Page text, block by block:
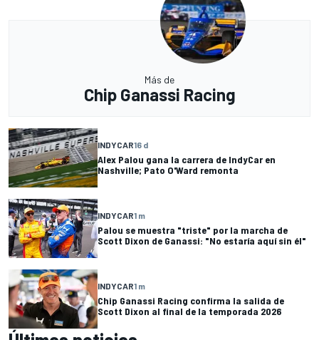
Más de
Chip Ganassi Racing
INDYCAR16 d
Alex Palou gana la carrera de IndyCar en
Nashville; Pato O'Ward remonta
INDYCAR1 m
Palou se muestra "triste" por la marcha de
Scott Dixon de Ganassi: "No estaría aquí sin él"
INDYCAR1 m
Chip Ganassi Racing confirma la salida de
Scott Dixon al final de la temporada 2026